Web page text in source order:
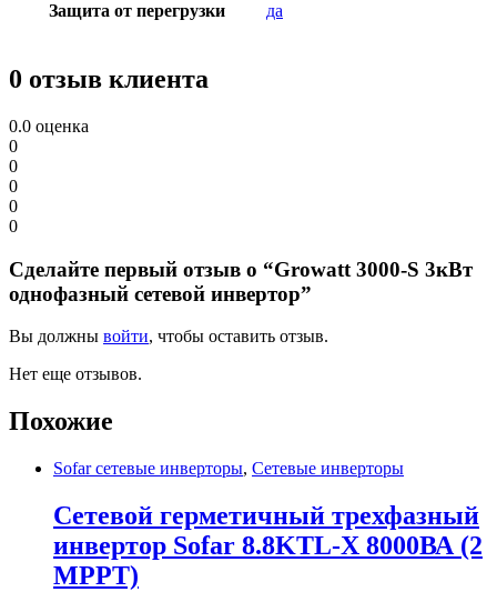
Защита от перегрузки да
0 отзыв клиента
0.0 оценка
0
0
0
0
0
Сделайте первый отзыв о “Growatt 3000-S 3кВт
однофазный сетевой инвертор”
Вы должны войти, чтобы оставить отзыв.
Нет еще отзывов.
Похожие
Sofar сетевые инверторы, Сетевые инверторы
Сетевой герметичный трехфазный
инвертор Sofar 8.8KTL-X 8000ВА (2
MPPT)